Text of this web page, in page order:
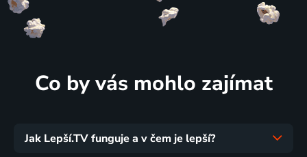
Co by vás mohlo zajímat
Jak Lepší.TV funguje a v čem je lepší?